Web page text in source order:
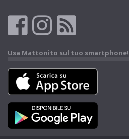
Usa Mattonito sul tuo smartphone!